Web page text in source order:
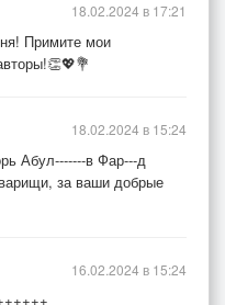
Примите мои
18.02.2024 в 17:21
Абул-------в Фар---д
за ваши добрые
18.02.2024 в 15:24
16.02.2024 в 15:24